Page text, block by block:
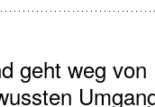
geht weg